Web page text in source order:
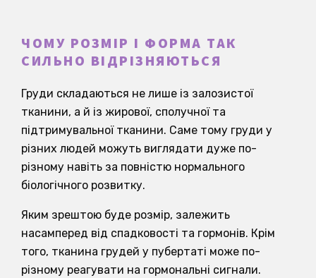
ЧОМУ РОЗМІР І ФОРМА ТАК
СИЛЬНО ВІДРІЗНЯЮТЬСЯ
Груди складаються не лише із залозистої
тканини, а й із жирової, сполучної та
підтримувальної тканини. Саме тому груди у
різних людей можуть виглядати дуже по-
різному навіть за повністю нормального
біологічного розвитку.
Яким зрештою буде розмір, залежить
насамперед від спадковості та гормонів. Крім
того, тканина грудей у пубертаті може по-
різному реагувати на гормональні сигнали.